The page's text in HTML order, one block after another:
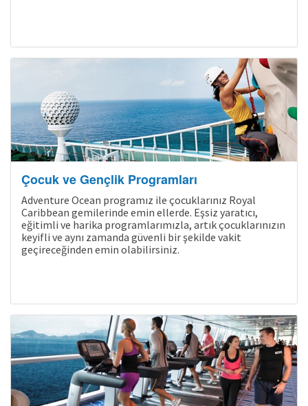
Son Kabinler
Çocuk ve Gençlik Programları
Adventure Ocean programız ile çocuklarınız Royal
Caribbean gemilerinde emin ellerde. Eşsiz yaratıcı,
eğitimli ve harika programlarımızla, artık çocuklarınızın
keyifli ve aynı zamanda güvenli bir şekilde vakit
geçireceğinden emin olabilirsiniz.